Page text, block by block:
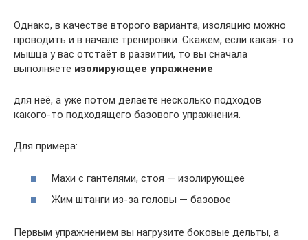
Однако, в качестве второго варианта, изоляцию можно
проводить и в начале тренировки. Скажем, если какая-то
мышца у вас отстаёт в развитии, то вы сначала
выполняете изолирующее упражнение
для неё, а уже потом делаете несколько подходов
какого-то подходящего базового упражнения.
Для примера:
Махи с гантелями, стоя — изолирующее
Жим штанги из-за головы — базовое
Первым упражнением вы нагрузите боковые дельты, а